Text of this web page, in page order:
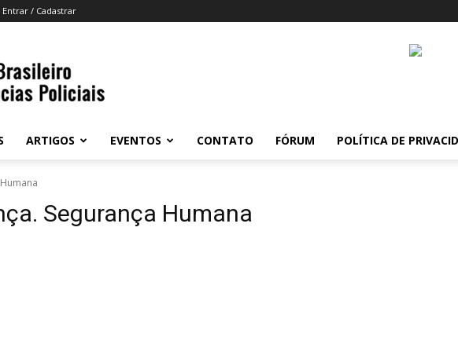
Entrar / Cadastrar
ARTIGOS EVENTOS CONTATO FÓRUM POLÍTICA DE
Segurança Humana